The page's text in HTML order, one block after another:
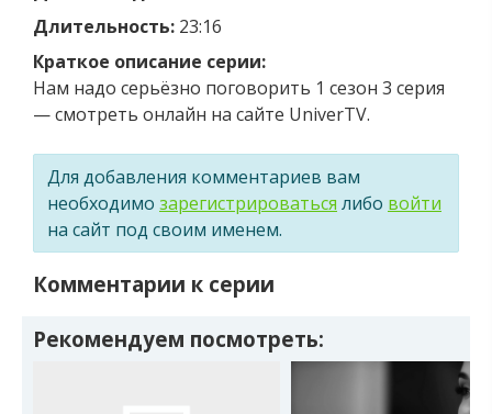
Длительность: 23:16
Краткое описание серии:
Нам надо серьёзно поговорить 1 сезон 3 серия
— смотреть онлайн на сайте UniverTV.
Для добавления комментариев вам
необходимо зарегистрироваться либо войти
на сайт под своим именем.
Комментарии к серии
Рекомендуем посмотреть: